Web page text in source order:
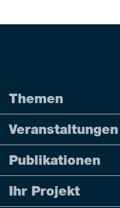
Themen
Veranstaltungen
Publikationen
Ihr Projekt